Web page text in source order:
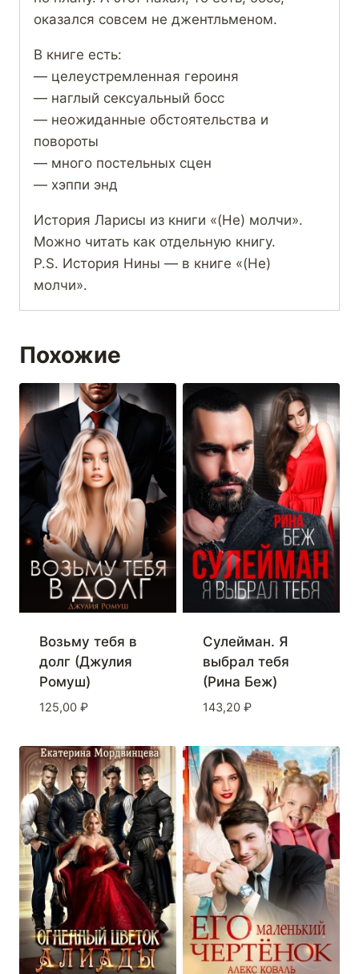
оказался совсем не джентльменом.
В книге есть:
— целеустремленная героиня
— наглый сексуальный босс
— неожиданные обстоятельства и
повороты
— много постельных сцен
— хэппи энд
История Ларисы из книги «(Не) молчи».
Можно читать как отдельную книгу.
P.S. История Нины — в книге «(Не)
молчи».
Похожие
Возьму тебя в
долг (Джулия
Ромуш)
125,00 ₽
Сулейман. Я
выбрал тебя
(Рина Беж)
143,20 ₽